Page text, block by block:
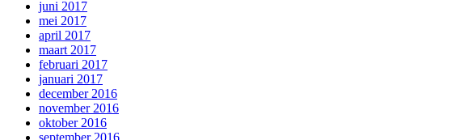
juni 2017
mei 2017
april 2017
maart 2017
februari 2017
januari 2017
december 2016
november 2016
oktober 2016
september 2016